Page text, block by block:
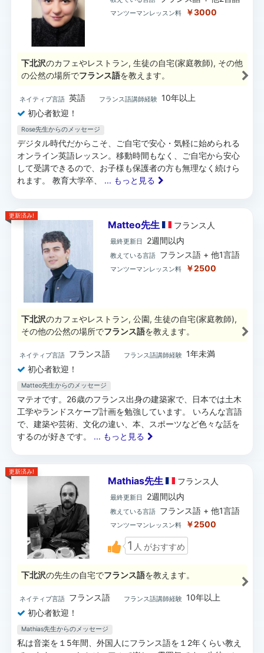
マンツーマンレッスン料 ￥3000
下北沢のカフェやレストラン, 生徒の自宅(家庭教師), その他
の公然の場所でフランス語を教えます。
ネイティブ言語 英語 フランス語講師経験 10年以上
初心者歓迎！
Rose先生からのメッセージ
デジタル時代だからこそ、ご自宅で安心・気軽に始められる
オンライン英語レッスン。移動時間もなく、ご自宅から安心
して受講できるので、お子様も保護者の方も無理なく続けら
れます。 教育大学卒、 ... もっと見る
更新済み!
Matteo先生 フランス 人
最終更新日 2週間以内
教えている言語 フランス語 + 他1言語
マンツーマンレッスン料 ￥2500
下北沢のカフェやレストラン, 公園, 生徒の自宅(家庭教師),
その他の公然の場所でフランス語を教えます。
ネイティブ言語 フランス語 フランス語講師経験 1年未満
初心者歓迎！
Matteo先生からのメッセージ
マテオです。26歳のフランス出身の建築家で、日本では土木
工学やランドスケープ計画を勉強しています。 いろんな言語
で、建築や芸術、文化の違い、本、スポーツなど色々な話を
するのが好きです。 ... もっと見る
更新済み!
Mathias先生 フランス 人
最終更新日 2週間以内
教えている言語 フランス語 + 他1言語
マンツーマンレッスン料 ￥2500
1 人 がおすすめ
下北沢の先生の自宅でフランス語を教えます。
ネイティブ言語 フランス語 フランス語講師経験 10年以上
初心者歓迎！
Mathias先生からのメッセージ
私は音楽を１5年間、外国人にフランス語を１2年くらい教え